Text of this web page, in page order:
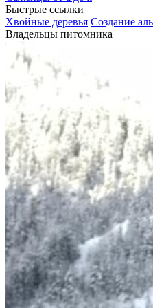
Быстрые ссылки
Хвойные деревья Создание
Владельцы питомника